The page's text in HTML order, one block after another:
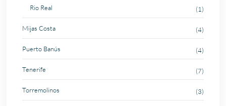
Rio Real (1)
Mijas Costa (4)
Puerto Banús (4)
Tenerife (7)
Torremolinos (3)